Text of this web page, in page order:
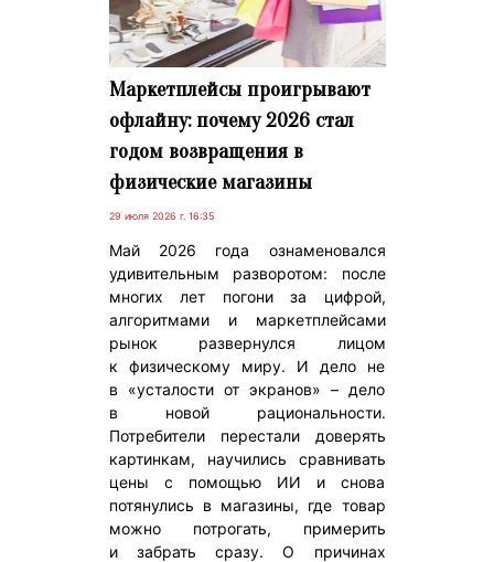
Маркетплейсы проигрывают
офлайну: почему 2026 стал
годом возвращения в
физические магазины
29 июля 2026 г. 16:35
Май 2026 года ознаменовался
удивительным разворотом: после
многих лет погони за цифрой,
алгоритмами и маркетплейсами
рынок развернулся лицом
к физическому миру. И дело не
в «усталости от экранов» – дело
в новой рациональности.
Потребители перестали доверять
картинкам, научились сравнивать
цены с помощью ИИ и снова
потянулись в магазины, где товар
можно потрогать, примерить
и забрать сразу. О причинах